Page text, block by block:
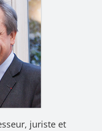
juriste et